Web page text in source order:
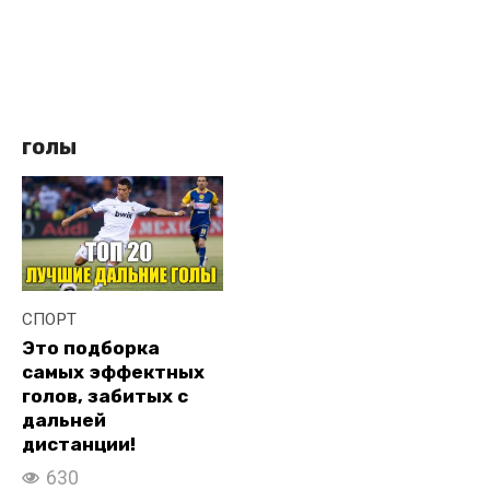
голы
СПОРТ
Это подборка
самых эффектных
голов, забитых с
дальней
дистанции!
630